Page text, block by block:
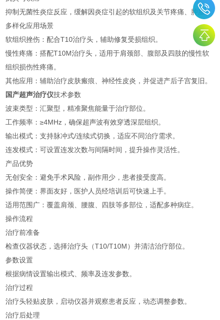
抑制无菌性炎症反应，缓解因炎症引起的软组织及关节疼痛、肿胀。
多样化应用场景
软组织挫伤：配合T10治疗头，辅助修复受损组织。
慢性疼痛：搭配T10M治疗头，适用于肩颈部、腹部及四肢的慢性软
组织损伤性疼痛。
其他应用：辅助治疗皮肤瘢痕、神经性皮炎，并促进产后子宫复旧。
国产超声治疗仪技术参数
波束类型：汇聚型，精准聚焦能量于治疗部位。
工作频率：≥4MHz，确保超声波有效穿透深层组织。
输出模式：支持脉冲式/连续式切换，适应不同治疗需求。
连发模式：可设置连发次数与间隔时间，提升操作灵活性。
产品优势
无创安全：避免手术风险，副作用少，患者接受度高。
操作简便：界面友好，医护人员经培训后可快速上手。
适用范围广：覆盖肩颈、腰腹、四肢等多部位，适配多种病症。
操作流程
治疗前准备
检查仪器状态，选择治疗头（T10/T10M）并清洁治疗部位。
参数设置
根据病情设置输出模式、频率及连发参数。
治疗过程
治疗头轻贴皮肤，启动仪器并观察患者反应，动态调整参数。
治疗后处理